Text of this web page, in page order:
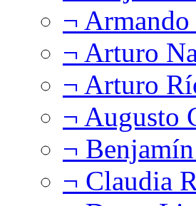
¬
¬ Arturo
¬ Arturo
¬ Augusto
¬
¬ Claudia